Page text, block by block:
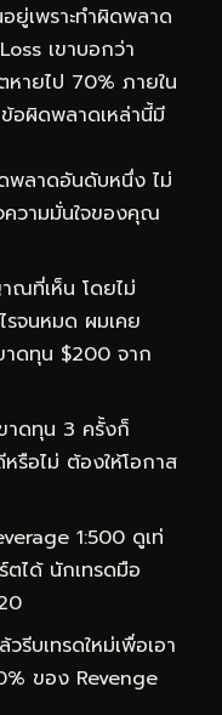
เพราะทำผิดพลาด
เขาบอกว่า
หายไป 70% ภายใน
อผิดพลาดเหล่านี้มี
ลาดอันดับหนึ่ง ไม่
ความมั่นใจของคุณ
ที่เห็น โดยไม่
จนหมด ผมเคย
าดทุน $200 จาก
ดทุน 3 ครั้งก็
หรือไม่ ต้องให้โอกาส
1:500 ดูเท่
ได้ นักเทรดมือ
รีบเทรดใหม่เพื่อเอา
ของ Revenge